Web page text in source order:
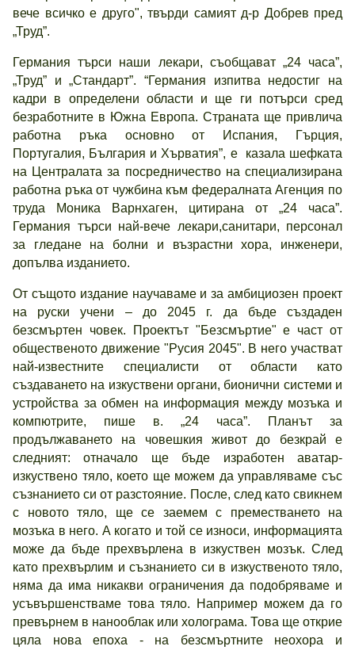
вече всичко е друго", твърди самият д-р Добрев пред
„Труд”.
Германия търси наши лекари, съобщават „24 часа”,
„Труд” и „Стандарт”. “Германия изпитва недостиг на
кадри в определени области и ще ги потърси сред
безработните в Южна Европа. Страната ще привлича
работна ръка основно от Испания, Гърция,
Португалия, България и Хърватия”, е казала шефката
на Централата за посредничество на специализирана
работна ръка от чужбина към федералната Агенция по
труда Моника Варнхаген, цитирана от „24 часа”.
Германия търси най-вече лекари,санитари, персонал
за гледане на болни и възрастни хора, инженери,
допълва изданието.
От същото издание научаваме и за амбициозен проект
на руски учени – до 2045 г. да бъде създаден
безсмъртен човек. Проектът "Безсмъртие" е част от
общественото движение "Русия 2045". В него участват
най-известните специалисти от области като
създаването на изкуствени органи, бионични системи и
устройства за обмен на информация между мозъка и
компютрите, пише в. „24 часа”. Планът за
продължаването на човешкия живот до безкрай е
следният: отначало ще бъде изработен аватар-
изкуствено тяло, което ще можем да управляваме със
съзнанието си от разстояние. После, след като свикнем
с новото тяло, ще се заемем с преместването на
мозъка в него. А когато и той се износи, информацията
може да бъде прехвърлена в изкуствен мозък. След
като прехвърлим и съзнанието си в изкуственото тяло,
няма да има никакви ограничения да подобряваме и
усъвършенстваме това тяло. Например можем да го
превърнем в нанооблак или холограма. Това ще открие
цяла нова епоха - на безсмъртните неохора и